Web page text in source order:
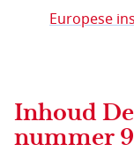
Europese
Inhoud
nummer